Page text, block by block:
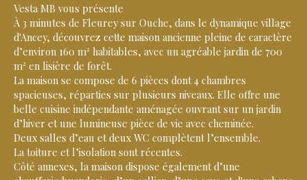
Vesta MB vous présente
À 3 minutes de Fleurey sur Ouche, dans le dynamique village
d'Ancey, découvrez cette maison ancienne pleine de caractère
d’environ 160 m² habitables, avec un agréable jardin de 700
m² en lisière de forêt.
La maison se compose de 6 pièces dont 4 chambres
spacieuses, réparties sur plusieurs niveaux. Elle offre une
belle cuisine indépendante aménagée ouvrant sur un jardin
d’hiver et une lumineuse pièce de vie avec cheminée.
Deux salles d’eau et deux WC complètent l’ensemble.
La toiture et l’isolation sont récentes.
Côté annexes, la maison dispose également d’une